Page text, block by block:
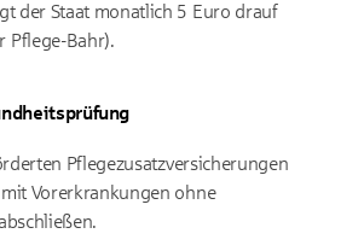
der Staat monatlich 5 Euro drauf
Pflege-Bahr).
Pflegezusatzversicherungen
Vorerkrankungen ohne